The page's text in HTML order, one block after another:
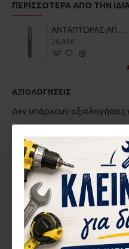
ΠΕΡΙΣΣΌΤΕΡΑ ΑΠΌ ΤΗΝ
ΑΝΤΑΠΤΟΡΑΣ ΑΠΟ SDS-PLUS ΣΕ ΜΥΤΗ 1/4 ΜΕ ΜΑΓΝΗΤΗ BOSCH 2607000206
26,91€
ΑΞΙΟΛΟΓΉΣΕΙΣ
Δεν υπάρχουν αξιολογήσεις
ΓΡΆΨΤΕ ΜΙΑ
Το Όνομα σας
Η Αξιολόγηση σας